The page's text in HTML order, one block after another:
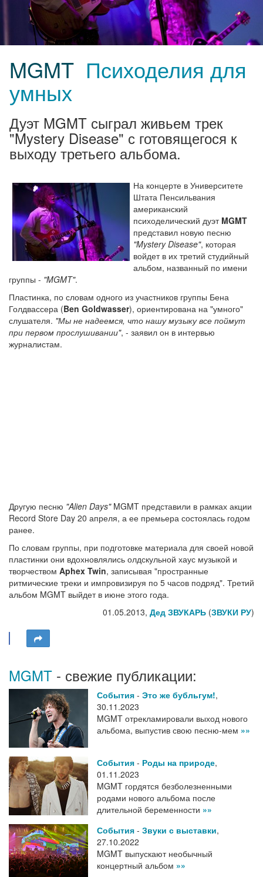
MGMT Психоделия для
умных
Дуэт MGMT сыграл живьем трек
"Mystery Disease" с готовящегося к
выходу третьего альбома.
На концерте в Университете
Штата Пенсильвания
американский
психоделический дуэт MGMT
представил новую песню
"Mystery Disease", которая
войдет в их третий студийный
альбом, названный по имени
группы - "MGMT".
Пластинка, по словам одного из участников группы Бена
Голдвассера (Ben Goldwasser), ориентирована на "умного"
слушателя. "Мы не надеемся, что нашу музыку все поймут
при первом прослушивании", - заявил он в интервью
журналистам.
Другую песню "Alien Days"MGMT представили в рамках акции
Record Store Day 20 апреля, а ее премьера состоялась годом
ранее.
По словам группы, при подготовке материала для своей новой
пластинки они вдохновлялись олдскульной хаус музыкой и
творчеством Aphex Twin, записывая "пространные
ритмические треки и импровизируя по 5 часов подряд". Третий
альбом MGMT выйдет в июне этого года.
01.05.2013, Дед ЗВУКАРЬ (ЗВУКИ РУ)
MGMT - свежие публикации:
События - Это же бубльгум!,
30.11.2023
MGMT отрекламировали выход нового
альбома, выпустив свою песню-мем »»
События - Роды на природе,
01.11.2023
MGMT гордятся безболезненными
родами нового альбома после
длительной беременности »»
События - Звуки с выставки,
27.10.2022
MGMT выпускают необычный
концертный альбом »»